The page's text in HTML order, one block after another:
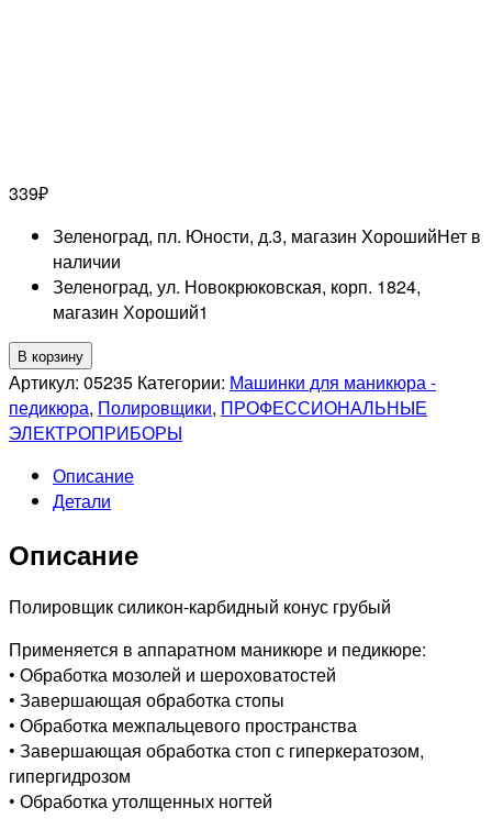
339₽
Зеленоград, пл. Юности, д.3, магазин ХорошийНет в
наличии
Зеленоград, ул. Новокрюковская, корп. 1824,
магазин Хороший1
Количество
товара
Полировщик
200
055
Грубый
В корзину
Артикул: 05235 Категории: Машинки для маникюра -
педикюра, Полировщики, ПРОФЕССИОНАЛЬНЫЕ
ЭЛЕКТРОПРИБОРЫ
Описание
Детали
Описание
Полировщик силикон-карбидный конус грубый
Применяется в аппаратном маникюре и педикюре:
• Обработка мозолей и шероховатостей
• Завершающая обработка стопы
• Обработка межпальцевого пространства
• Завершающая обработка стоп с гиперкератозом,
гипергидрозом
• Обработка утолщенных ногтей